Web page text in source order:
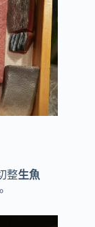
整生魚